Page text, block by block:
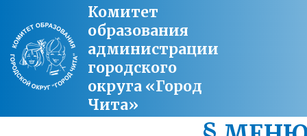
Комитет
образования
администрации
городского
округа «Город
Чита»